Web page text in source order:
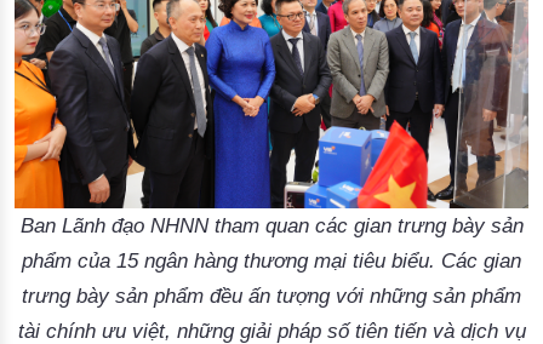
Ban Lãnh đạo NHNN tham quan các gian trưng bày sản
phẩm của 15 ngân hàng thương mại tiêu biểu. Các gian
trưng bày sản phẩm đều ấn tượng với những sản phẩm
tài chính ưu việt, những giải pháp số tiên tiến và dịch vụ